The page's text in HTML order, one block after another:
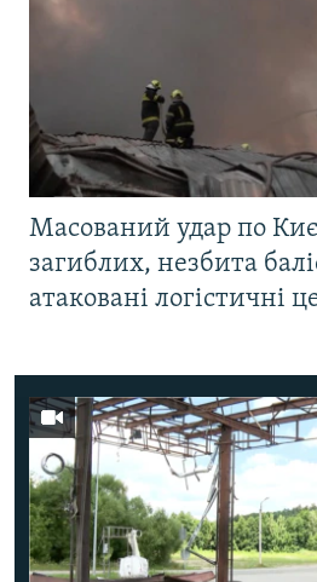
Масований удар по
загиблих, незбита
атаковані логістичні